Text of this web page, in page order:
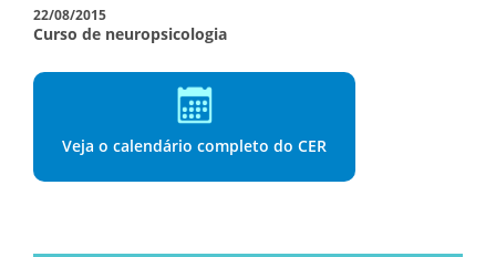
22/08/2015
Curso de neuropsicologia
Veja o calendário completo do CER